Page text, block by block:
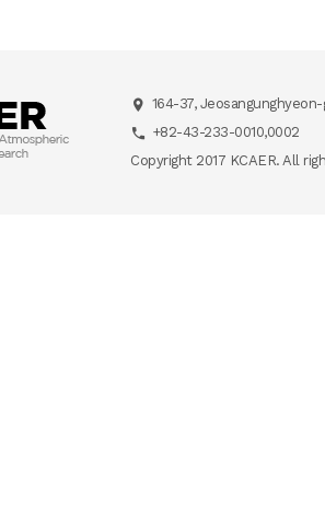
164-37,
+82-43-233-0010,0002
Copyright 2017 KCAER. All